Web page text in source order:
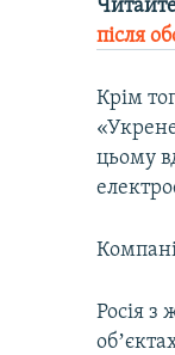
після
Крім
цьому
Росія з